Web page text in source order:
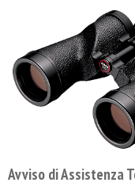
Avviso di Assistenza